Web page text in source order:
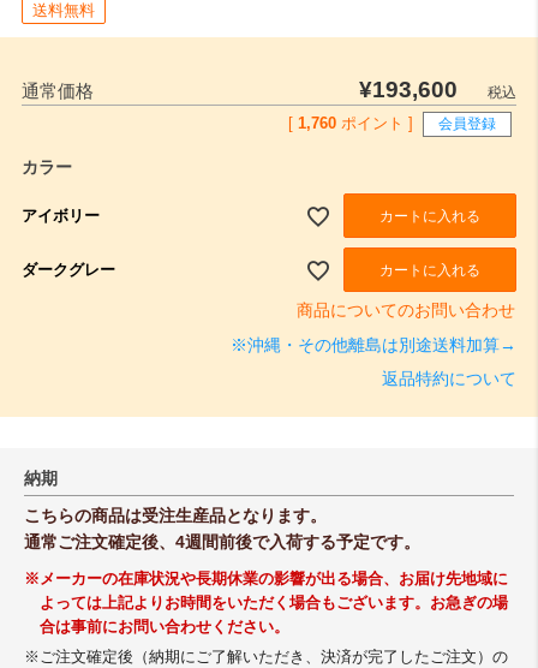
送料無料
通常価格 ¥193,600
税込
[ 1,760 ポイント ] 会員登録
カラー
アイボリー カートに入れる
ダークグレー カートに入れる
商品についてのお問い合わせ
※沖縄・その他離島は別途送料加算→
返品特約について
納期
こちらの商品は受注生産品となります。
通常ご注文確定後、4週間前後で入荷する予定です。
※メーカーの在庫状況や長期休業の影響が出る場合、お届け先地域に
よっては上記よりお時間をいただく場合もございます。お急ぎの場
合は事前にお問い合わせください。
※ご注文確定後（納期にご了解いただき、決済が完了したご注文）の